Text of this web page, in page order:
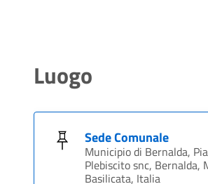
Luogo
Sede Comunale
Municipio di Bernalda,
Plebiscito snc, Bernalda,
Basilicata, Italia